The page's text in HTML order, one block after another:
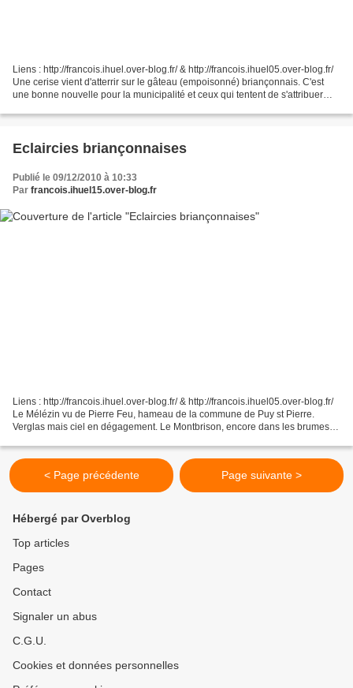
Liens : http://francois.ihuel.over-blog.fr/ & http://francois.ihuel05.over-blog.fr/
Une cerise vient d'atterrir sur le gâteau (empoisonné) briançonnais. C'est
une bonne nouvelle pour la municipalité et ceux qui tentent de s'attribuer
Eclaircies briançonnaises
Publié le 09/12/2010 à 10:33
Par francois.ihuel15.over-blog.fr
Liens : http://francois.ihuel.over-blog.fr/ & http://francois.ihuel05.over-blog.fr/
Le Mélézin vu de Pierre Feu, hameau de la commune de Puy st Pierre.
Verglas mais ciel en dégagement. Le Montbrison, encore dans les brumes.
< Page précédente Page suivante >
Hébergé par Overblog
Top articles
Pages
Contact
Signaler un abus
C.G.U.
Cookies et données personnelles